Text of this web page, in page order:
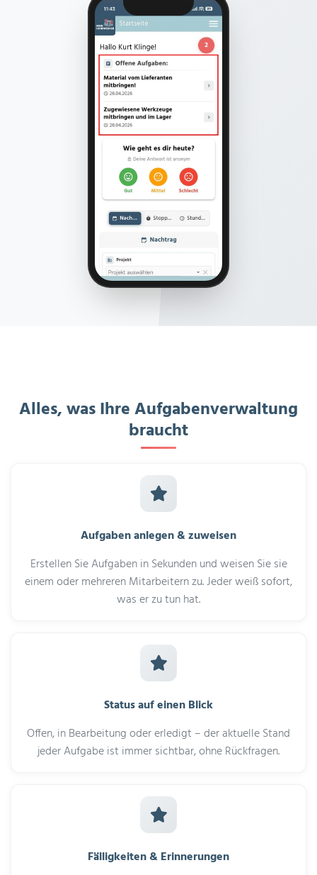
Alles, was Ihre Aufgabenverwaltung
braucht
Aufgaben anlegen & zuweisen
Erstellen Sie Aufgaben in Sekunden und weisen Sie sie
einem oder mehreren Mitarbeitern zu. Jeder weiß sofort,
was er zu tun hat.
Status auf einen Blick
Offen, in Bearbeitung oder erledigt – der aktuelle Stand
jeder Aufgabe ist immer sichtbar, ohne Rückfragen.
Fälligkeiten & Erinnerungen